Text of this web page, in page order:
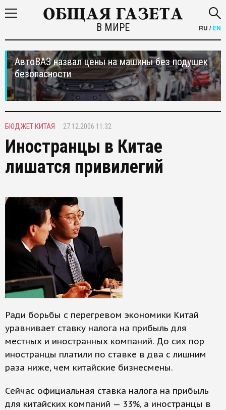
В МИРЕ RU /EN
АвтоВАЗ назвал цены на машины без подушек
безопасности
БЮДЖЕТ КИТАЯ 27.12.2006 11:32
Иностранцы в Китае
лишатся привилегий
Ради борьбы с перегревом экономики Китай
уравнивает ставку налога на прибыль для
местных и иностранных компаний. До сих пор
иностранцы платили по ставке в два с лишним
раза ниже, чем китайские бизнесмены.
Сейчас официальная ставка налога на прибыль
для китайских компаний — 33%, а иностранцы в